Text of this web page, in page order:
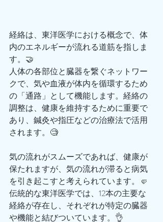
経絡は、東洋医学における概念で、体
内のエネルギーが流れる道筋を指しま
す。🤝
人体の各部位と臓器を繋ぐネットワー
クで、気や血液が体内を循環するため
の「通路」として機能します。経絡の
調整は、健康を維持するために重要で
あり、鍼灸や指圧などの治療法で活用
されます。🧐
気の流れがスムーズであれば、健康が
保たれますが、気の流れが滞ると病気
を引き起こすと考えられています。🤛
伝統的な東洋医学では、12本の主要な
経絡が存在し、それぞれが特定の臓器
や機能と結びついています。👌